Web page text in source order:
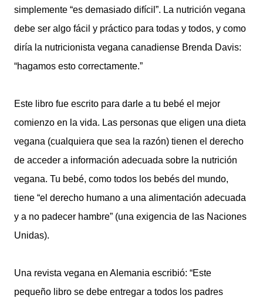
simplemente “es demasiado difícil”. La nutrición vegana
debe ser algo fácil y práctico para todas y todos, y como
diría la nutricionista vegana canadiense Brenda Davis:
“hagamos esto correctamente.”
Este libro fue escrito para darle a tu bebé el mejor
comienzo en la vida. Las personas que eligen una dieta
vegana (cualquiera que sea la razón) tienen el derecho
de acceder a información adecuada sobre la nutrición
vegana. Tu bebé, como todos los bebés del mundo,
tiene “el derecho humano a una alimentación adecuada
y a no padecer hambre” (una exigencia de las Naciones
Unidas).
Una revista vegana en Alemania escribió: “Este
pequeño libro se debe entregar a todos los padres